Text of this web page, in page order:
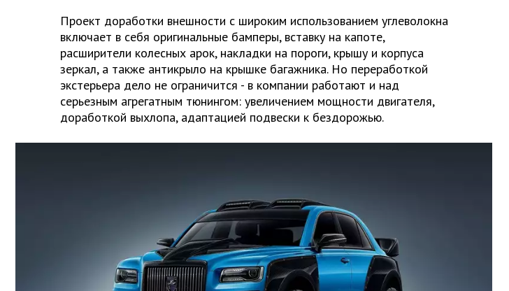
Проект доработки внешности с широким использованием углеволокна
включает в себя оригинальные бамперы, вставку на капоте,
расширители колесных арок, накладки на пороги, крышу и корпуса
зеркал, а также антикрыло на крышке багажника. Но переработкой
экстерьера дело не ограничится - в компании работают и над
серьезным агрегатным тюнингом: увеличением мощности двигателя,
доработкой выхлопа, адаптацией подвески к бездорожью.